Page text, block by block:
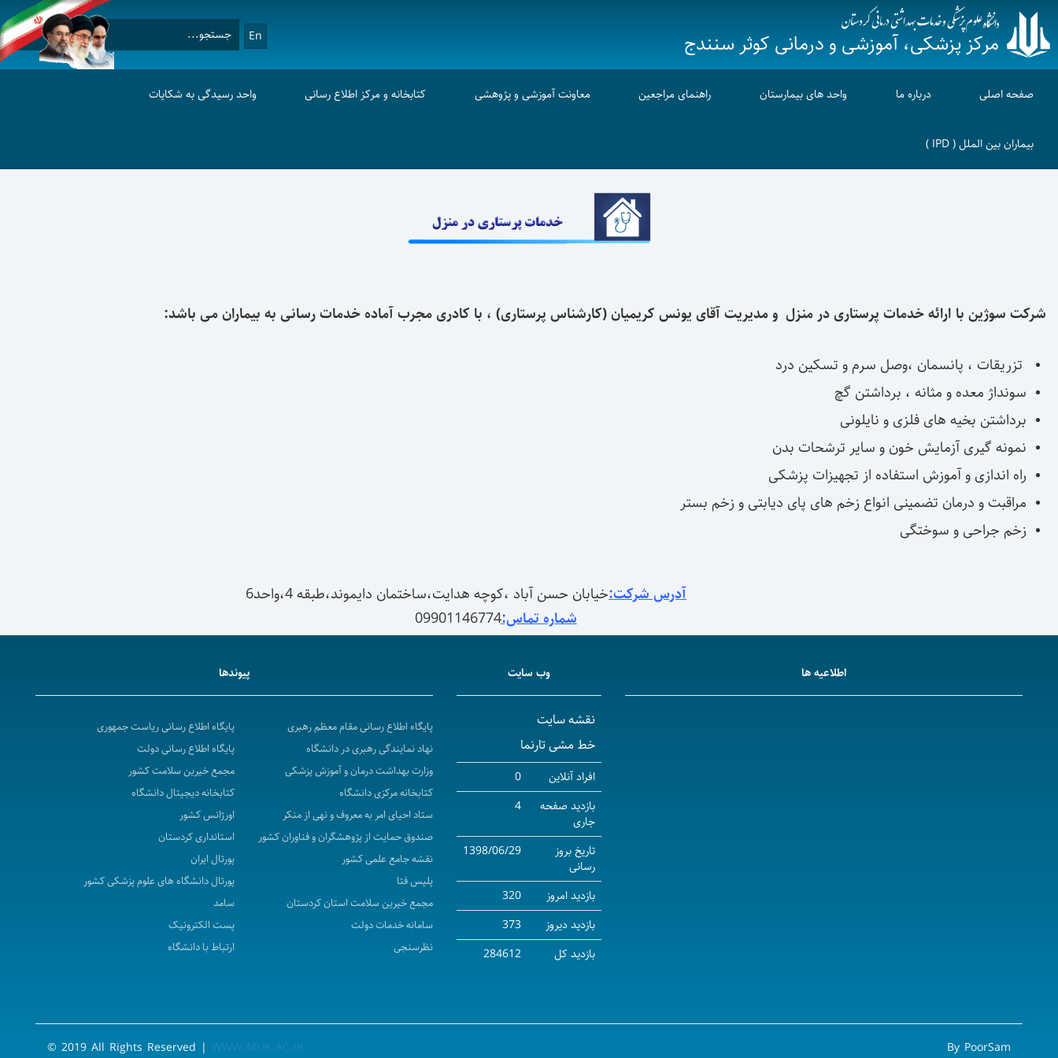
مرکز پزشکی، آموزشی و درمانی کوثر سنندج En
صفحه اصلی درباره ما واحد های بیمارستان راهنمای مراجعین معاونت آموزشی و پژوهشی کتابخانه و مرکز اطلاع رسانی واحد رسیدگی به شکایات
بیماران بین الملل ( IPD )
شرکت سوژین با ارائه خدمات پرستاری در منزل و مدیریت آقای یونس کریمیان (کارشناس پرستاری) ، با کادری مجرب آماده خدمات رسانی به بیماران می باشد:
تزریقات ، پانسمان ،وصل سرم و تسکین درد
سونداژ معده و مثانه ، برداشتن گچ
برداشتن بخیه های فلزی و نایلونی
نمونه گیری آزمایش خون و سایر ترشحات بدن
راه اندازی و آموزش استفاده از تجهیزات پزشکی
مراقبت و درمان تضمینی انواع زخم های پای دیابتی و زخم بستر
زخم جراحی و سوختگی
آدرس شرکت:خیابان حسن آباد ،کوچه هدایت،ساختمان دایموند،طبقه 4،واحد6
شماره تماس:09901146774
اطلاعیه ها وب سایت
نقشه سایت
خط مشی تارنما
افراد آنلاین
0
بازدید صفحه
جاری
4
تاریخ بروز
رسانی
1398/06/29
بازدید امروز
320
بازدید دیروز
373
بازدید کل
284612
پیوندها
پایگاه اطلاع رسانی مقام معظم رهبری
پایگاه اطلاع رسانی ریاست جمهوری
نهاد نمایندگی رهبری در دانشگاه
پایگاه اطلاع رسانی دولت
وزارت بهداشت درمان و آموزش پزشکی
مجمع خیرین سلامت کشور
کتابخانه مرکزی دانشگاه
کتابخانه دیجیتال دانشگاه
ستاد احیای امر به معروف و نهی از منکر
اورژانس کشور
صندوق حمایت از پژوهشگران و فناوران کشور
استانداری کردستان
نقشه جامع علمی کشور
پورتال ایران
پلیس فتا
پورتال دانشگاه های علوم پزشکی کشور
مجمع خیرین سلامت استان کردستان
سامد
سامانه خدمات دولت
پست الکترونیک
نظرسنجی
ارتباط با دانشگاه
By PoorSam
© 2019 All Rights Reserved | WWW.MUK.AC.IR